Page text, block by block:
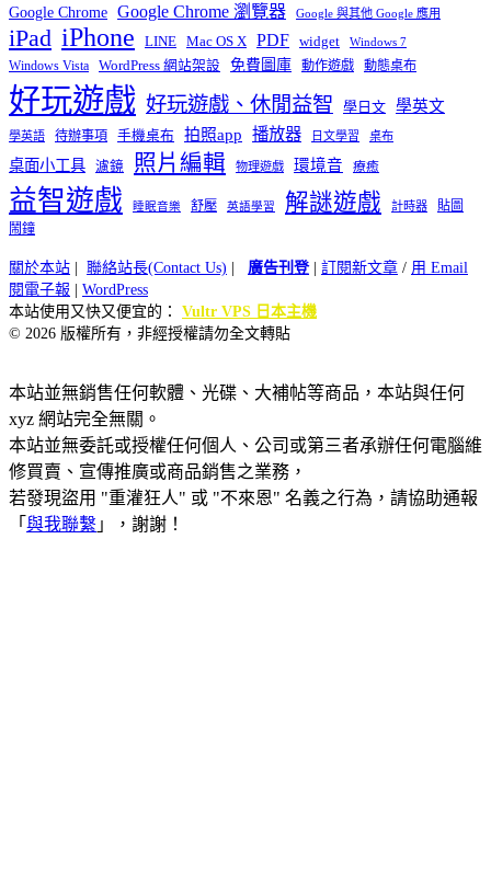
Google Chrome Google Chrome 瀏覽器 Google 與其他 Google 應用
iPad iPhone LINE Mac OS X PDF widget Windows 7
Windows Vista WordPress 網站架設 免費圖庫 動作遊戲 動態桌布
好玩遊戲 好玩遊戲、休閒益智 學日文 學英文
學英語 待辦事項 手機桌布 拍照app 播放器 日文學習 桌布
桌面小工具 濾鏡 照片編輯 物理遊戲 環境音 療癒
益智遊戲 睡眠音樂 舒壓 英語學習 解謎遊戲 計時器
貼圖
鬧鐘
關於本站 | 聯絡站長(Contact Us) | 廣告刊登| 訂閱新文章 / 用 Email
閱電子報 | WordPress
本站使用又快又便宜的： Vultr VPS 日本主機
© 2026 版權所有，非經授權請勿全文轉貼
本站並無銷售任何軟體、光碟、大補帖等商品，本站與任何
xyz 網站完全無關。
本站並無委託或授權任何個人、公司或第三者承辦任何電腦維
修買賣、宣傳推廣或商品銷售之業務，
若發現盜用 "重灌狂人" 或 "不來恩" 名義之行為，請協助通報
「 與我聯繫 」，謝謝！